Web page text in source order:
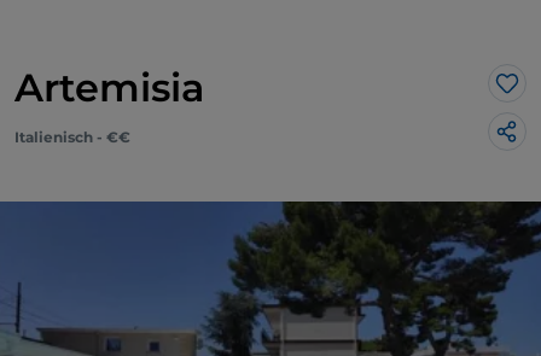
Artemisia
Italienisch - €€